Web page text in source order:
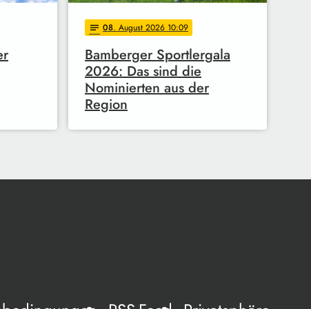
notes 08. August 2026 10:09
Bamberger Sportlergala
2026: Das sind die
Nominierten aus der
Region